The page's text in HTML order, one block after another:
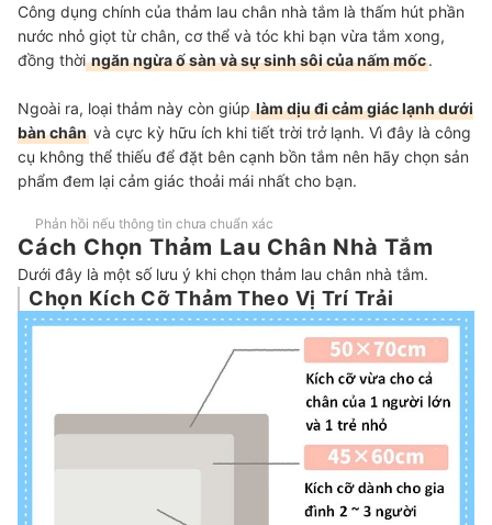
Công dụng chính của thảm lau chân nhà tắm là thấm hút phần
nước nhỏ giọt từ chân, cơ thể và tóc khi bạn vừa tắm xong,
đồng thờingăn ngừa ố sàn và sự sinh sôi của nấm mốc.
Ngoài ra, loại thảm này còn giúplàm dịu đi cảm giác lạnh dưới
bàn chân và cực kỳ hữu ích khi tiết trời trở lạnh. Vì đây là công
cụ không thể thiếu để đặt bên cạnh bồn tắm nên hãy chọn sản
phẩm đem lại cảm giác thoải mái nhất cho bạn.
Phản hồi nếu thông tin chưa chuẩn xác
Cách Chọn Thảm Lau Chân Nhà Tắm
Dưới đây là một số lưu ý khi chọn thảm lau chân nhà tắm.
Chọn Kích Cỡ Thảm Theo Vị Trí Trải